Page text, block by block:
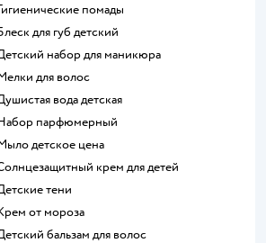
гигиенические помады
блеск для губ детский
детский набор для маникюра
мелки для волос
душистая вода детская
набор парфюмерный
мыло детское цена
солнцезащитный крем для детей
детские тени
крем от мороза
детский бальзам для волос